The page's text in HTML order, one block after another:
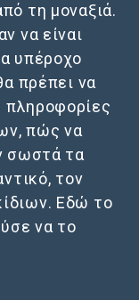
τη μοναξιά.
να είναι
υπέροχο
πρέπει να
πώς να
σωστά τα
τον
Εδώ το
να το